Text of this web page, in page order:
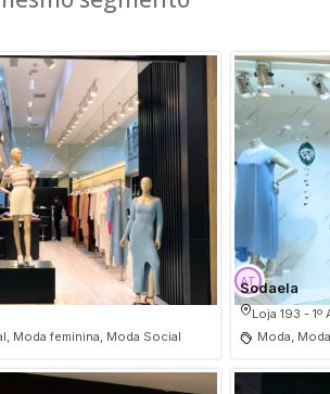
Moda feminina, Moda Social
Sodaela
Loja 193 - 1º
Moda,